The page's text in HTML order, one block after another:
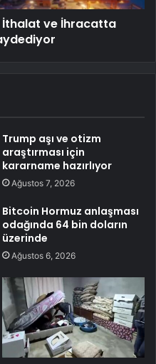
İthalat ve İhracatta
Trump aşı ve otizm
araştırması için
kararname hazırlıyor
Ağustos 7, 2026
Bitcoin Hormuz anlaşması
odağında 64 bin doların
üzerinde
Ağustos 6, 2026